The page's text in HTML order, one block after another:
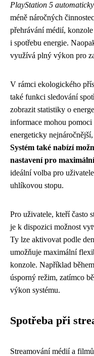
PlayStation 5
méně náročných
přehrávání médií,
i spotřebu energie.
využívá plný výkon pro
V rámci ekologického
také funkci sledování
zobrazit statistiky o
informace mohou
energeticky
Systém také nabízí
nastavení pro
ideální volba pro
uhlíkovou stopu.
Pro uživatele, kteří často
je k dispozici možnost
Ty lze aktivovat podle
umožňuje maximální
konzole. Například
úsporný režim, zatímco
výkon systému.
Spotřeba při
Streamování médií a